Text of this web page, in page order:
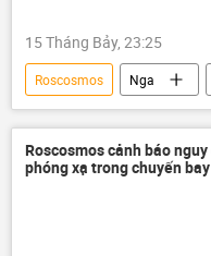
15 Tháng Bảy, 23:25
Roscosmos Nga
Thế giới
vũ trụ
Moskva
Baikonur
Soyuz MS
Roscosmos cảnh báo
phóng xạ trong chuyến